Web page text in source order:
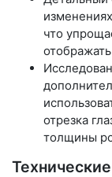
что
отрезка
толщины